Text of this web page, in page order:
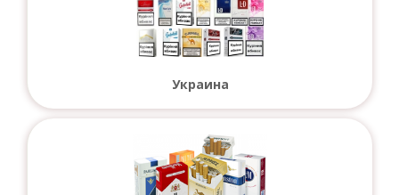
Украина